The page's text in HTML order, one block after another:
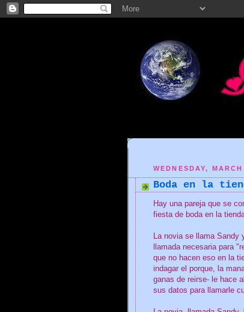
WEDNESDAY,
Boda en la
Hay una pareja que se
fiesta de boda en la
La novia se llama Sandy
llamada necesaria para
que no hacen eso en la
indagar el porque, la
ganas de reirse- le hace
sus datos para llamarle